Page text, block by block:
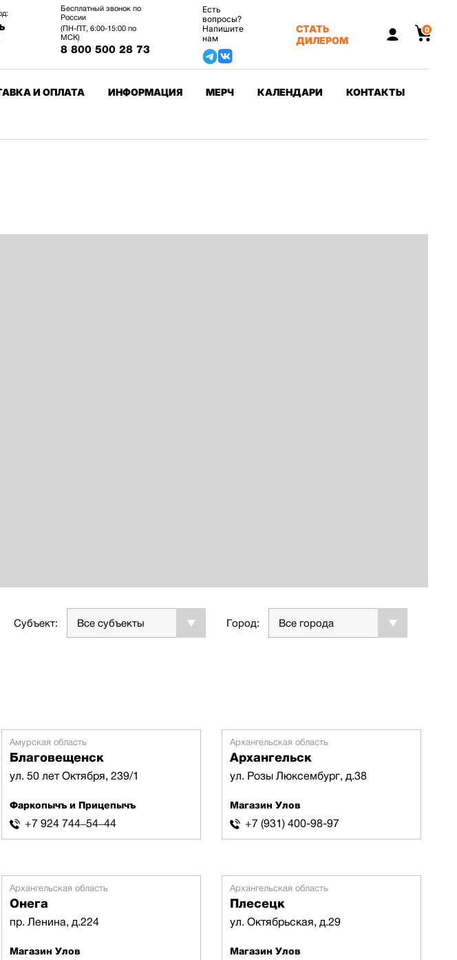
Бесплатный звонок по
России
(ПН-ПТ, 6:00-15:00 по
МСК)
8 800 500 28 73
Есть
вопросы?
Напишите
нам
СТАТЬ
ДИЛЕРОМ
0
И ОПЛАТА ИНФОРМАЦИЯ МЕРЧ КАЛЕНДАРИ КОНТАКТЫ
Субъект: Все субъекты Город: Все города
Амурская область
Благовещенск
ул. 50 лет Октября, 239/1
Фаркопычъ и Прицепычъ
+7 924 744‒54‒44
Архангельская область
Архангельск
ул. Розы Люксембург, д.38
Магазин Улов
+7 (931) 400-98-97
Архангельская область
Онега
пр. Ленина, д.224
Магазин Улов
Архангельская область
Плесецк
ул. Октябрьская, д.29
Магазин Улов